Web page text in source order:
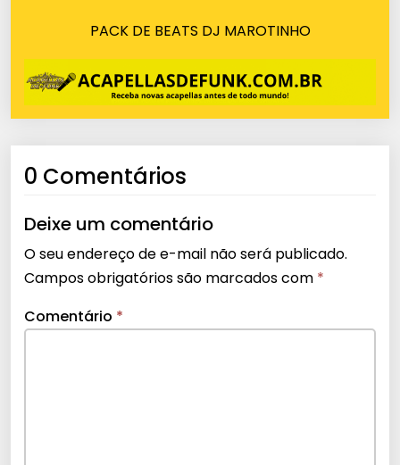
PACK DE BEATS DJ MAROTINHO
0 Comentários
Deixe um comentário
O seu endereço de e-mail não será publicado.
Campos obrigatórios são marcados com *
Comentário *